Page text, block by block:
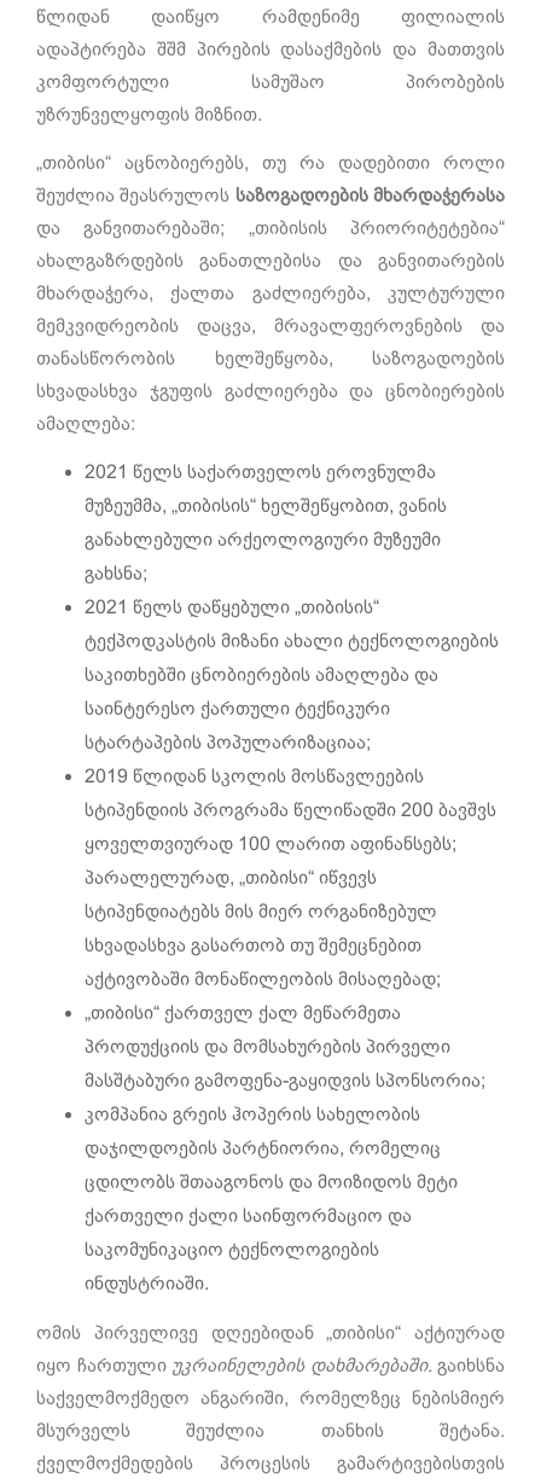
წლიდან დაიწყო რამდენიმე ფილიალის
ადაპტირება შშმ პირების დასაქმების და მათთვის
კომფორტული სამუშაო პირობების
უზრუნველყოფის მიზნით.
„თიბისი“ აცნობიერებს, თუ რა დადებითი როლი
შეუძლია შეასრულოს საზოგადოების მხარდაჭერასა
და განვითარებაში; „თიბისის პრიორიტეტებია“
ახალგაზრდების განათლებისა და განვითარების
მხარდაჭერა, ქალთა გაძლიერება, კულტურული
მემკვიდრეობის დაცვა, მრავალფეროვნების და
თანასწორობის ხელშეწყობა, საზოგადოების
სხვადასხვა ჯგუფის გაძლიერება და ცნობიერების
ამაღლება:
2021 წელს საქართველოს ეროვნულმა
მუზეუმმა, „თიბისის“ ხელშეწყობით, ვანის
განახლებული არქეოლოგიური მუზეუმი
გახსნა;
2021 წელს დაწყებული „თიბისის“
ტექპოდკასტის მიზანი ახალი ტექნოლოგიების
საკითხებში ცნობიერების ამაღლება და
საინტერესო ქართული ტექნიკური
სტარტაპების პოპულარიზაციაა;
2019 წლიდან სკოლის მოსწავლეების
სტიპენდიის პროგრამა წელიწადში 200 ბავშვს
ყოველთვიურად 100 ლარით აფინანსებს;
პარალელურად, „თიბისი“ იწვევს
სტიპენდიატებს მის მიერ ორგანიზებულ
სხვადასხვა გასართობ თუ შემეცნებით
აქტივობაში მონაწილეობის მისაღებად;
„თიბისი“ ქართველ ქალ მეწარმეთა
პროდუქციის და მომსახურების პირველი
მასშტაბური გამოფენა-გაყიდვის სპონსორია;
კომპანია გრეის ჰოპერის სახელობის
დაჯილდოების პარტნიორია, რომელიც
ცდილობს შთააგონოს და მოიზიდოს მეტი
ქართველი ქალი საინფორმაციო და
საკომუნიკაციო ტექნოლოგიების
ინდუსტრიაში.
ომის პირველივე დღეებიდან „თიბისი“ აქტიურად
იყო ჩართული უკრაინელების დახმარებაში. გაიხსნა
საქველმოქმედო ანგარიში, რომელზეც ნებისმიერ
მსურველს შეუძლია თანხის შეტანა.
ქველმოქმედების პროცესის გამარტივებისთვის